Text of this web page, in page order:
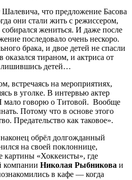
что предложение Басова
они стали жить с режиссером,
жениться. И даже после
последовало очень нескоро.
брака, и двое детей не спасли
тираном, и актриса от
лишившись детей…
встречаясь на мероприятиях,
в уголке. В интервью актер
мало говорю о Титовой. Вообще
Потому что в основе этого
Предательство как таковое».
обрёл долгожданный
на своей поклоннице,
картины «Хоккеисты», где
компании Николая Рыбникова и
в кафе — когда